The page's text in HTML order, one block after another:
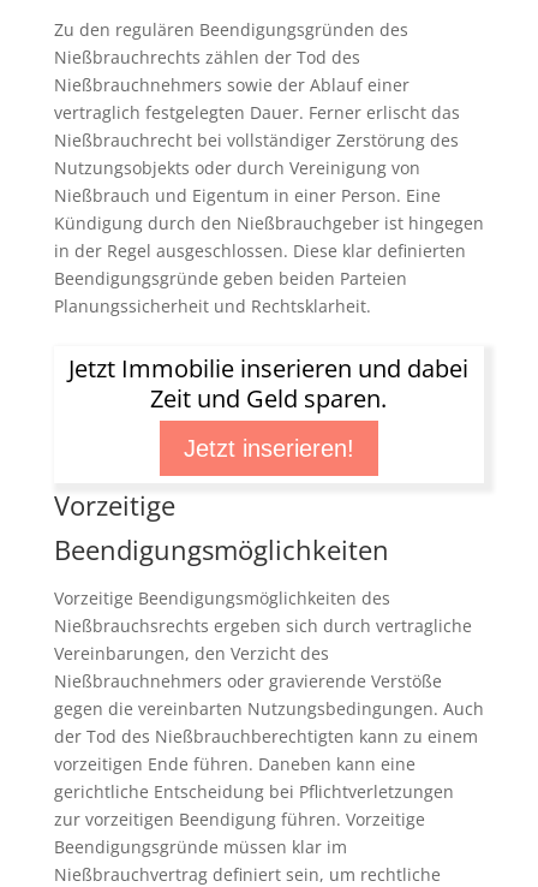
Zu den regulären Beendigungsgründen des
Nießbrauchrechts zählen der Tod des
Nießbrauchnehmers sowie der Ablauf einer
vertraglich festgelegten Dauer. Ferner erlischt das
Nießbrauchrecht bei vollständiger Zerstörung des
Nutzungsobjekts oder durch Vereinigung von
Nießbrauch und Eigentum in einer Person. Eine
Kündigung durch den Nießbrauchgeber ist hingegen
in der Regel ausgeschlossen. Diese klar definierten
Beendigungsgründe geben beiden Parteien
Planungssicherheit und Rechtsklarheit.
Jetzt Immobilie inserieren und dabei
Zeit und Geld sparen.
Jetzt inserieren!
Vorzeitige
Beendigungsmöglichkeiten
Vorzeitige Beendigungsmöglichkeiten des
Nießbrauchsrechts ergeben sich durch vertragliche
Vereinbarungen, den Verzicht des
Nießbrauchnehmers oder gravierende Verstöße
gegen die vereinbarten Nutzungsbedingungen. Auch
der Tod des Nießbrauchberechtigten kann zu einem
vorzeitigen Ende führen. Daneben kann eine
gerichtliche Entscheidung bei Pflichtverletzungen
zur vorzeitigen Beendigung führen. Vorzeitige
Beendigungsgründe müssen klar im
Nießbrauchvertrag definiert sein, um rechtliche